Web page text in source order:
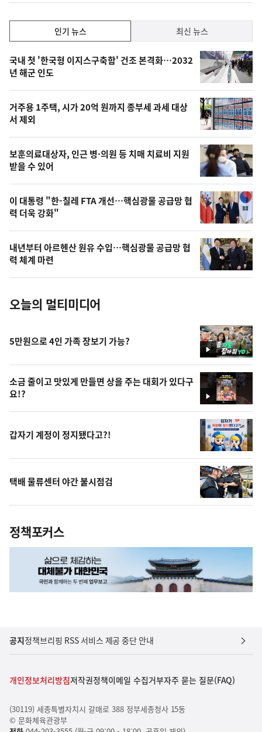
하
락
인
기,
최
신,
오
늘
의
영
상
오
늘
의
사
진
인기 뉴스 최신 뉴스
인
기
뉴
스
국내 첫 '한국형 이지스구축함' 건조 본격화…2032
년 해군 인도
거주용 1주택, 시가 20억 원까지 종부세 과세 대상
서 제외
보훈의료대상자, 인근 병·의원 등 치매 치료비 지원
받을 수 있어
이 대통령 "한-칠레 FTA 개선…핵심광물 공급망 협
력 더욱 강화"
내년부터 아르헨산 원유 수입…핵심광물 공급망 협
력 체계 마련
오늘의 멀티미디어
영
상
5만원으로 4인 가족 장보기 가능?
영
상
소금 줄이고 맛있게 만들면 상을 주는 대회가 있다구
요!?
갑자기 계정이 정지됐다고?!
택배 물류센터 야간 불시점검
정책포커스
공지정책브리핑 RSS 서비스 제공 중단 안내
개인정보처리방침저작권정책이메일 수집거부자주 묻는 질문(FAQ)
(30119) 세종특별자치시 갈매로 388 정부세종청사 15동
© 문화체육관광부